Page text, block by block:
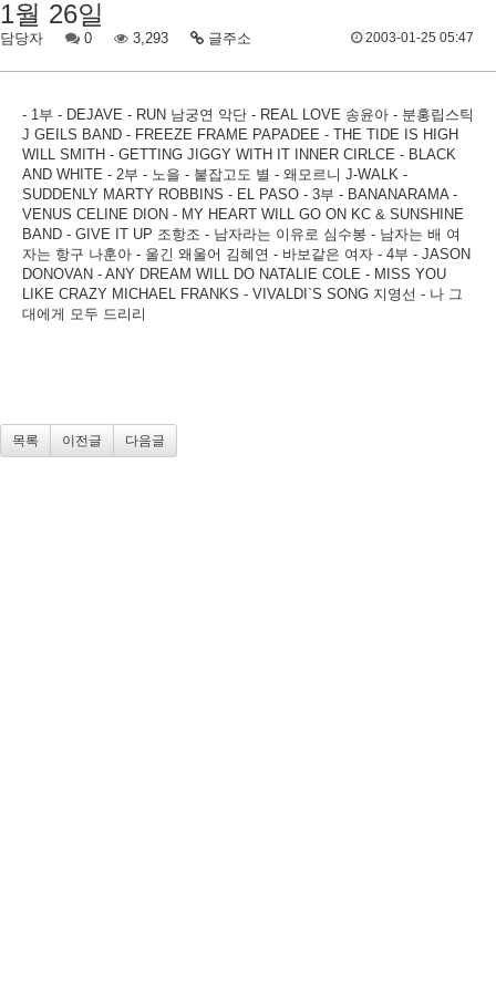
1월 26일
담당자 0 3,293 글주소 2003-01-25 05:47
- 1부 - DEJAVE - RUN 남궁연 악단 - REAL LOVE 송윤아 - 분홍립스틱
J GEILS BAND - FREEZE FRAME PAPADEE - THE TIDE IS HIGH
WILL SMITH - GETTING JIGGY WITH IT INNER CIRLCE - BLACK
AND WHITE - 2부 - 노을 - 붙잡고도 별 - 왜모르니 J-WALK -
SUDDENLY MARTY ROBBINS - EL PASO - 3부 - BANANARAMA -
VENUS CELINE DION - MY HEART WILL GO ON KC & SUNSHINE
BAND - GIVE IT UP 조항조 - 남자라는 이유로 심수봉 - 남자는 배 여
자는 항구 나훈아 - 울긴 왜울어 김혜연 - 바보같은 여자 - 4부 - JASON
DONOVAN - ANY DREAM WILL DO NATALIE COLE - MISS YOU
LIKE CRAZY MICHAEL FRANKS - VIVALDI`S SONG 지영선 - 나 그
대에게 모두 드리리
목록 이전글 다음글